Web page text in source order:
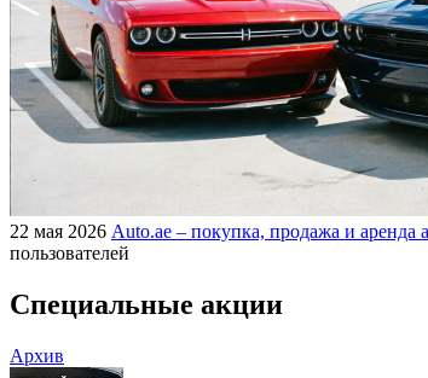
22 мая 2026 Auto.ae – покупка, продажа и аренда
пользователей
Специальные акции
Архив